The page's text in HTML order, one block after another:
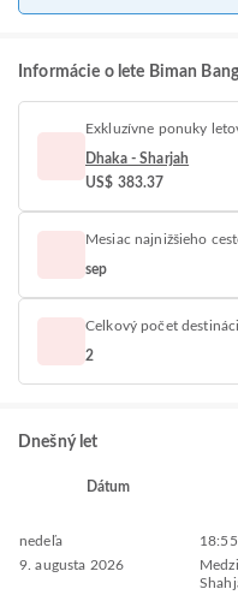
Informácie o lete Biman
Exkluzívne ponuky
Dhaka - Sharjah
US$ 383.37
Mesiac najnižšieho
sep
Celkový počet
2
Dnešný let
Dátum
nedeľa
9. augusta 2026
18:55